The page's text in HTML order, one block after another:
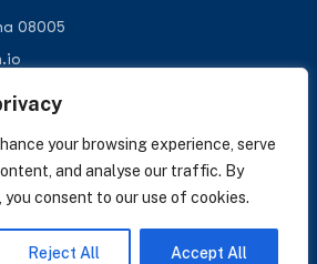
your browsing experience, serve
and analyse our traffic. By
consent to our use of cookies.
Reject All Accept All
08005
NOTICIAS